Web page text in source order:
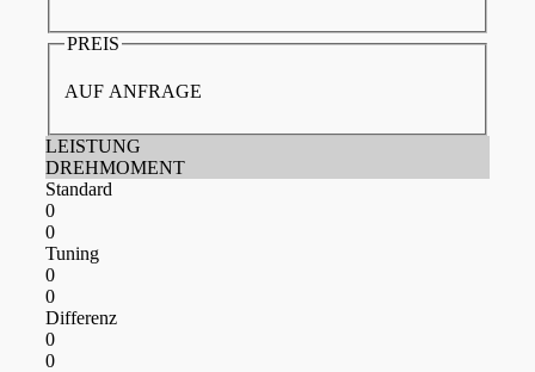
PREIS
AUF ANFRAGE
LEISTUNG
DREHMOMENT
Standard
0
0
Tuning
0
0
Differenz
0
0